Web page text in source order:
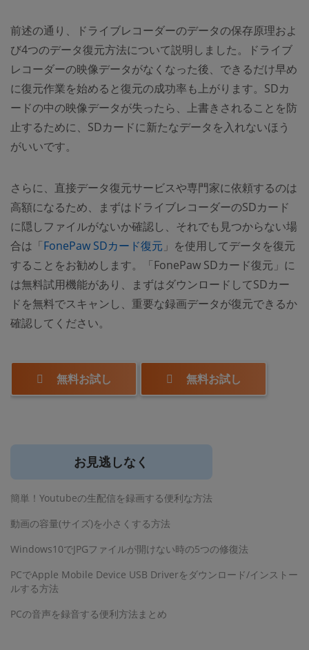
前述の通り、ドライブレコーダーのデータの保存原理およ
び4つのデータ復元方法について説明しました。ドライブ
レコーダーの映像データがなくなった後、できるだけ早め
に復元作業を始めると復元の成功率も上がります。SDカ
ードの中の映像データが失ったら、上書きされることを防
止するために、SDカードに新たなデータを入れないほう
がいいです。
さらに、直接データ復元サービスや専門家に依頼するのは
高額になるため、まずはドライブレコーダーのSDカード
に隠しファイルがないか確認し、それでも見つからない場
合は「FonePaw SDカード復元 」を使用してデータを復元
することをお勧めします。「FonePaw SDカード復元」に
は無料試用機能があり、まずはダウンロードしてSDカー
ドを無料でスキャンし、重要な録画データが復元できるか
確認してください。
無料お試し 無料お試し
お見逃しなく
簡単！Youtubeの生配信を録画する便利な方法
動画の容量(サイズ)を小さくする方法
Windows10でJPGファイルが開けない時の5つの修復法
PCでApple Mobile Device USB Driverをダウンロード/インストー
ルする方法
PCの音声を録音する便利方法まとめ